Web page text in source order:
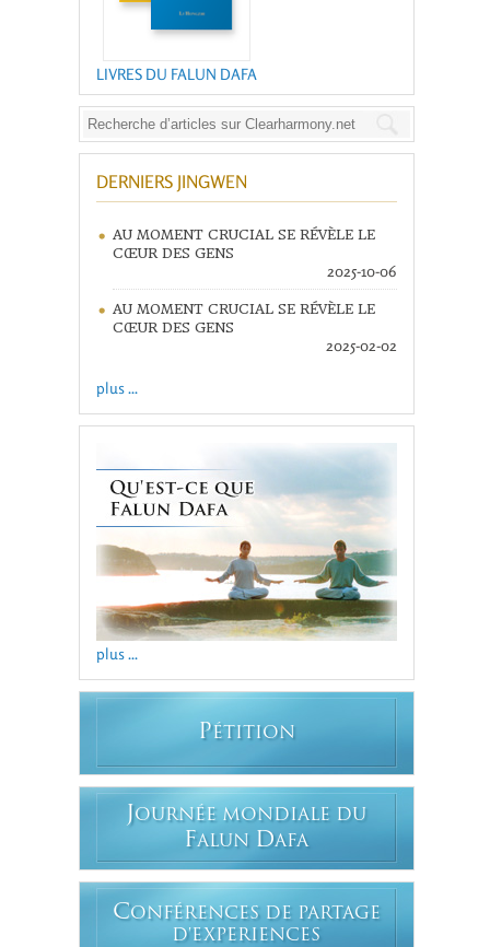
LIVRES DU FALUN DAFA
DERNIERS JINGWEN
AU MOMENT CRUCIAL SE RÉVÈLE LE
CŒUR DES GENS
2025-10-06
AU MOMENT CRUCIAL SE RÉVÈLE LE
CŒUR DES GENS
2025-02-02
plus ...
plus ...
PÉTITION
JOURNÉE MONDIALE DU
FALUN DAFA
CONFÉRENCES DE PARTAGE
D'EXPERIENCES